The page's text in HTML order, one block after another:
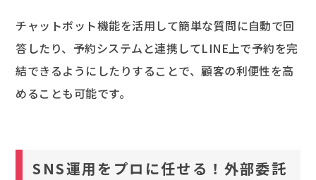
チャットボット機能を活用して簡単な質問に自動で回
答したり、予約システムと連携してLINE上で予約を完
結できるようにしたりすることで、顧客の利便性を高
めることも可能です。
SNS運用をプロに任せる！外部委託